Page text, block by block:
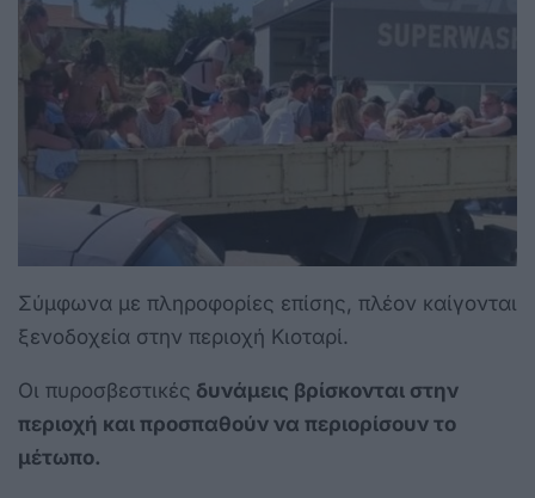
Σύμφωνα με πληροφορίες επίσης, πλέον καίγονται
ξενοδοχεία στην περιοχή Κιοταρί.
Οι πυροσβεστικές δυνάμεις βρίσκονται στην
περιοχή και προσπαθούν να περιορίσουν το
μέτωπο.